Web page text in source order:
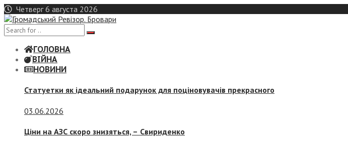
Skip
to
content
Четверг 6 августа 2026
ГОЛОВНА
ВІЙНА
НОВИНИ
Статуетки як ідеальний подарунок для поціновувачів прекрасного
03.06.2026
Ціни на АЗС скоро знизяться, – Свириденко